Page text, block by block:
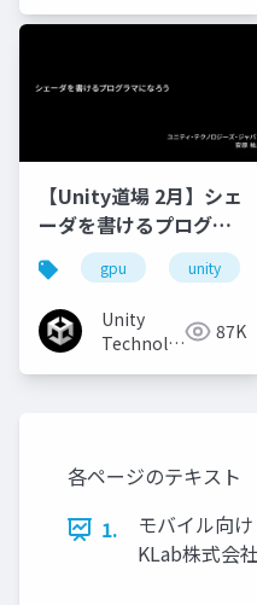
【Unity道場 2月】シェ
ーダを書けるプログラ
マになろう
gpu unity
Unity
Technologies 87K
各ページのテキスト
1.
モバイル向
KLab株式会